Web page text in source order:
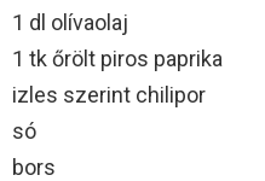
1 dl olívaolaj
1 tk őrölt piros paprika
izles szerint chilipor
só
bors